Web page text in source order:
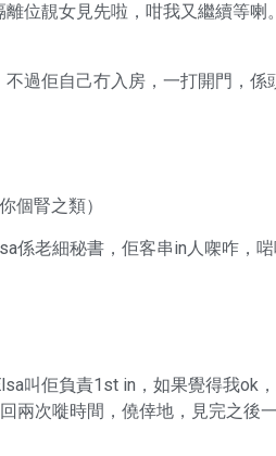
位靚女見先啦，咁我又繼續等喇。
過佢自己冇入房，一打開門，係
個腎之類）
係老細秘書，佢客串in人㗎咋，
叫佢負責1st in，如果覺得我ok，
兩次嘥時間，僥倖地，見完之後